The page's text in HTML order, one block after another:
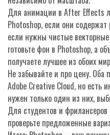
Для анимации в After Effects
Photoshop, если они
если нужны чистые
готовьте фон в Photoshop, а
получаете лучшее из обоих
Не забывайте и про цену. Оба
Adobe Creative Cloud, но есть
нужен только один из них,
Для студентов и
проверьте предложенные